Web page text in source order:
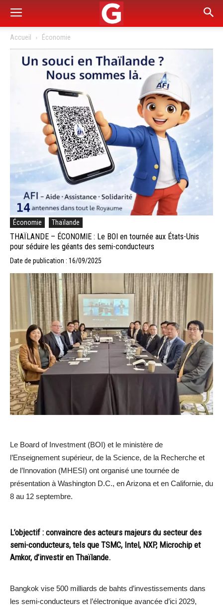
Accueil Économie
Économie Thaïlande
THAÏLANDE – ÉCONOMIE : Le BOI en tournée aux États-Unis
pour séduire les géants des semi-conducteurs
Date de publication : 16/09/2025
Le Board of Investment (BOI) et le ministère de
l’Enseignement supérieur, de la Science, de la Recherche et
de l’Innovation (MHESI) ont organisé une tournée de
présentation à Washington D.C., en Arizona et en Californie, du
8 au 12 septembre.
L’objectif : convaincre des acteurs majeurs du secteur des
semi-conducteurs, tels que TSMC, Intel, NXP, Microchip et
Amkor, d’investir en Thaïlande.
Bangkok vise 500 milliards de bahts d’investissements dans
les semi-conducteurs et l’électronique avancée d’ici 2029,